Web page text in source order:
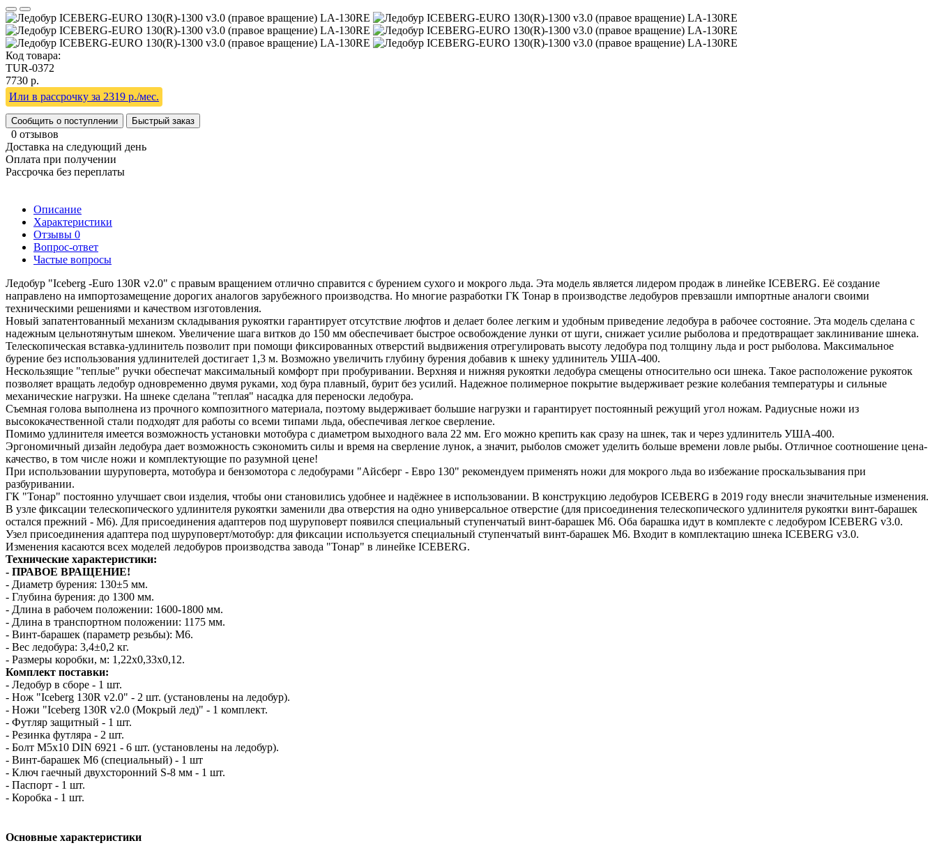
Код товара:
TUR-0372
7730 р.
Или в рассрочку за 2319 р./мес.
Сообщить о поступлении Быстрый заказ
0 отзывов
Доставка на следующий день
Оплата при получении
Рассрочка без переплаты
Описание
Характеристики
Отзывы 0
Вопрос-ответ
Частые вопросы
Ледобур "Iceberg -Euro 130R v2.0" с правым вращением отлично справится с бурением сухого и мокрого льда. Эта модель является лидером продаж в линейке ICEBERG. Её создание
направлено на импортозамещение дорогих аналогов зарубежного производства. Но многие разработки ГК Тонар в производстве ледобуров превзашли импортные аналоги своими
техническими решениями и качеством изготовления.
Новый запатентованный механизм складывания рукоятки гарантирует отсутствие люфтов и делает более легким и удобным приведение ледобура в рабочее состояние. Эта модель сделана с
надежным цельнотянутым шнеком. Увеличение шага витков до 150 мм обеспечивает быстрое освобождение лунки от шуги, снижает усилие рыболова и предотвращает заклинивание шнека.
Телескопическая вставка-удлинитель позволит при помощи фиксированных отверстий выдвижения отрегулировать высоту ледобура под толщину льда и рост рыболова. Максимальное
бурение без использования удлинителей достигает 1,3 м. Возможно увеличить глубину бурения добавив к шнеку удлинитель УША-400.
Нескользящие "теплые" ручки обеспечат максимальный комфорт при пробуривании. Верхняя и нижняя рукоятки ледобура смещены относительно оси шнека. Такое расположение рукояток
позволяет вращать ледобур одновременно двумя руками, ход бура плавный, бурит без усилий. Надежное полимерное покрытие выдерживает резкие колебания температуры и сильные
механические нагрузки. На шнеке сделана "теплая" насадка для переноски ледобура.
Съемная голова выполнена из прочного композитного материала, поэтому выдерживает большие нагрузки и гарантирует постоянный режущий угол ножам. Радиусные ножи из
высококачественной стали подходят для работы со всеми типами льда, обеспечивая легкое сверление.
Помимо удлинителя имеется возможность установки мотобура с диаметром выходного вала 22 мм. Его можно крепить как сразу на шнек, так и через удлинитель УША-400.
Эргономичный дизайн ледобура дает возможность сэкономить силы и время на сверление лунок, а значит, рыболов сможет уделить больше времени ловле рыбы. Отличное соотношение цена-
качество, в том числе ножи и комплектующие по разумной цене!
При использовании шуруповерта, мотобура и бензомотора с ледобурами "Айсберг - Евро 130" рекомендуем применять ножи для мокрого льда во избежание проскальзывания при
разбуривании.
ГК "Тонар" постоянно улучшает свои изделия, чтобы они становились удобнее и надёжнее в использовании. В конструкцию ледобуров ICEBERG в 2019 году внесли значительные изменения.
В узле фиксации телескопического удлинителя рукоятки заменили два отверстия на одно универсальное отверстие (для присоединения телескопического удлинителя рукоятки винт-барашек
остался прежний - М6). Для присоединения адаптеров под шуруповерт появился специальный ступенчатый винт-барашек М6. Оба барашка идут в комплекте с ледобуром ICEBERG v3.0.
Узел присоединения адаптера под шуруповерт/мотобур: для фиксации используется специальный ступенчатый винт-барашек М6. Входит в комплектацию шнека ICEBERG v3.0.
Изменения касаются всех моделей ледобуров производства завода "Тонар" в линейке ICEBERG.
Технические характеристики:
- ПРАВОЕ ВРАЩЕНИЕ!
- Диаметр бурения: 130±5 мм.
- Глубина бурения: до 1300 мм.
- Длина в рабочем положении: 1600-1800 мм.
- Длина в транспортном положении: 1175 мм.
- Винт-барашек (параметр резьбы): М6.
- Вес ледобура: 3,4±0,2 кг.
- Размеры коробки, м: 1,22х0,33х0,12.
Комплект поставки:
- Ледобур в сборе - 1 шт.
- Нож "Iceberg 130R v2.0" - 2 шт. (установлены на ледобур).
- Ножи "Iceberg 130R v2.0 (Мокрый лед)" - 1 комплект.
- Футляр защитный - 1 шт.
- Резинка футляра - 2 шт.
- Болт М5х10 DIN 6921 - 6 шт. (установлены на ледобур).
- Винт-барашек М6 (специальный) - 1 шт
- Ключ гаечный двухсторонний S-8 мм - 1 шт.
- Паспорт - 1 шт.
- Коробка - 1 шт.
Основные характеристики